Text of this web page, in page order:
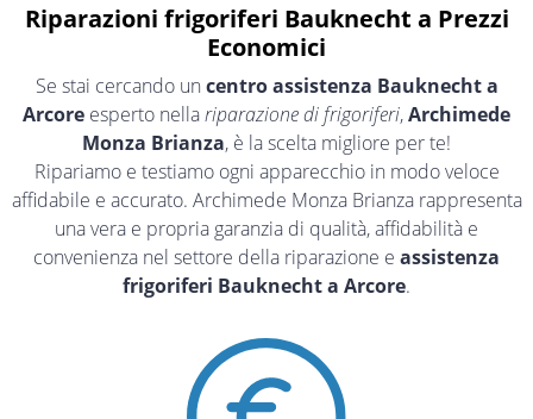
Riparazioni frigoriferi Bauknecht a Prezzi
Economici
Se stai cercando un centro assistenza Bauknecht a
Arcore esperto nellariparazione di frigoriferi,Archimede
Monza Brianza, è la scelta migliore per te!
Ripariamo e testiamo ogni apparecchio in modo veloce
affidabile e accurato. Archimede Monza Brianza rappresenta
una vera e propria garanzia di qualità, affidabilità e
convenienza nel settore della riparazione e assistenza
frigoriferi Bauknecht a Arcore.